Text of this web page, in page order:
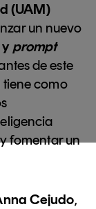
(UAM)
un nuevo
y prompt
de este
tiene como
fomentar un
Cejudo,